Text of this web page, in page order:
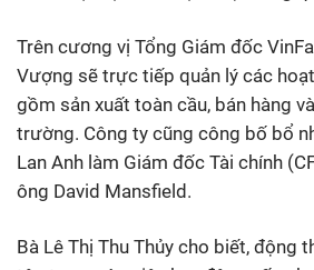
Trên cương vị Tổng Giám đốc
Vượng sẽ trực tiếp quản lý các
gồm sản xuất toàn cầu, bán hàng
trường. Công ty cũng công bố bổ
Lan Anh làm Giám đốc Tài chính
ông David Mansfield.
Bà Lê Thị Thu Thủy cho biết, động